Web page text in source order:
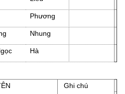
Phương
Nhung
Hà
Ghi chú